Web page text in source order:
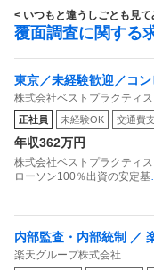
< いつもと違うしごとも見
覆面調査に関する
東京／未経験歓迎／コ
定基盤／月５日在宅／残
株式会社ベストプラクティス
正社員 未経験OK 交通費
年収362万円
株式会社ベストプラクティ
ローソン100％出資の安定基
内部監査・内部統制 ／
戦略事業コンプライア
楽天グループ株式会社